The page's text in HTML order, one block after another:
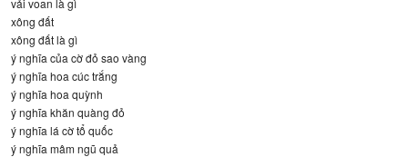
xông đất
xông đất là gì
ý nghĩa của cờ đỏ sao vàng
ý nghĩa hoa cúc trắng
ý nghĩa hoa quỳnh
ý nghĩa khăn quàng đỏ
ý nghĩa lá cờ tổ quốc
ý nghĩa mâm ngũ quả